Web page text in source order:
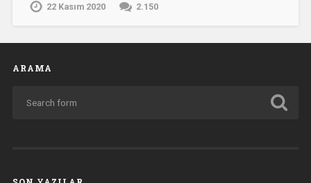
22 Kasım 2020 2.150
ARAMA